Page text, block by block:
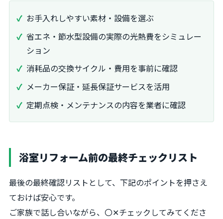
お手入れしやすい素材・設備を選ぶ
省エネ・節水型設備の実際の光熱費をシミュレー
ション
消耗品の交換サイクル・費用を事前に確認
メーカー保証・延長保証サービスを活用
定期点検・メンテナンスの内容を業者に確認
浴室リフォーム前の最終チェックリスト
最後の最終確認リストとして、下記のポイントを押さえ
ておけば安心です。
ご家族で話し合いながら、〇✕チェックしてみてくださ